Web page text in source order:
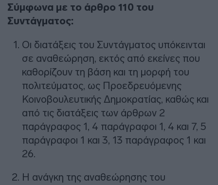
Σύμφωνα με το άρθρο 110 του
Συντάγματος:
Oι διατάξεις του Συντάγματος υπόκεινται
σε αναθεώρηση, εκτός από εκείνες που
καθορίζουν τη βάση και τη μορφή του
πολιτεύματος, ως Προεδρευόμενης
Κοινοβουλευτικής Δημοκρατίας, καθώς και
από τις διατάξεις των άρθρων 2
παράγραφος 1, 4 παράγραφοι 1, 4 και 7, 5
παράγραφοι 1 και 3, 13 παράγραφος 1 και
26.
H ανάγκη της αναθεώρησης του